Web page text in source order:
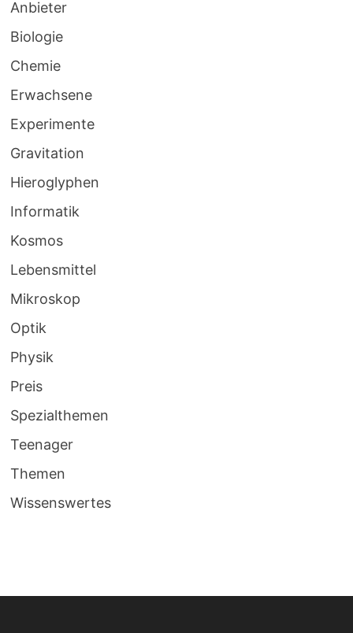
Anbieter
Biologie
Chemie
Erwachsene
Experimente
Gravitation
Hieroglyphen
Informatik
Kosmos
Lebensmittel
Mikroskop
Optik
Physik
Preis
Spezialthemen
Teenager
Themen
Wissenswertes